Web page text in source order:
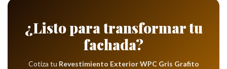
¿Listo para transformar tu
fachada?
Cotiza tu Revestimiento Exterior WPC Gris Grafito